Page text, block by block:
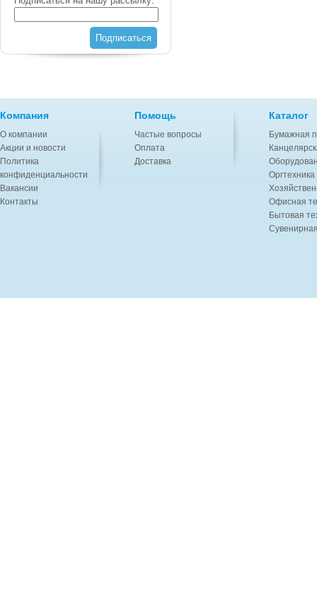
Подписаться
Компания
О компании
Акции и новости
Политика
конфиденциальности
Вакансии
Контакты
Помощь
Частые вопросы
Оплата
Доставка
Каталог
Бумажная
Офисная
Бытовая